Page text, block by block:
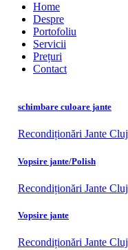
Home
Despre
Portofoliu
Servicii
Prețuri
Contact
schimbare culoare jante
Recondiționări Jante Cluj
Vopsire jante/Polish
Recondiționări Jante Cluj
Vopsire jante
Recondiționări Jante Cluj